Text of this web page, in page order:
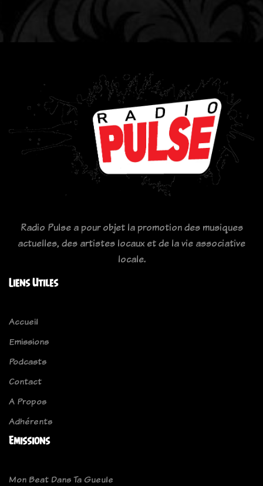
Radio Pulse a pour objet la promotion des musiques
actuelles, des artistes locaux et de la vie associative
locale.
Liens Utiles
Accueil
Emissions
Podcasts
Contact
A Propos
Adhérents
Emissions
Mon Beat Dans Ta Gueule